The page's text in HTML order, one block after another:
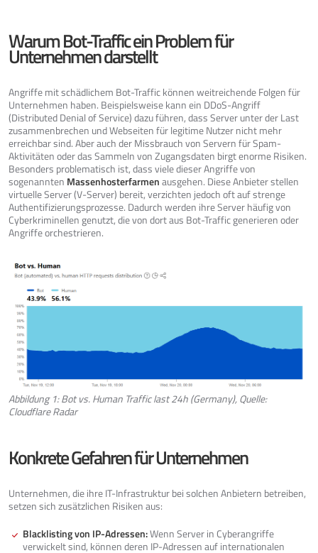
Warum Bot-Traffic ein Problem für
Unternehmen darstellt
Angriffe mit schädlichem Bot-Traffic können weitreichende Folgen für
Unternehmen haben. Beispielsweise kann ein DDoS-Angriff
(Distributed Denial of Service) dazu führen, dass Server unter der Last
zusammenbrechen und Webseiten für legitime Nutzer nicht mehr
erreichbar sind. Aber auch der Missbrauch von Servern für Spam-
Aktivitäten oder das Sammeln von Zugangsdaten birgt enorme Risiken.
Besonders problematisch ist, dass viele dieser Angriffe von
sogenannten Massenhosterfarmenausgehen. Diese Anbieter stellen
virtuelle Server (V-Server) bereit, verzichten jedoch oft auf strenge
Authentifizierungsprozesse. Dadurch werden ihre Server häufig von
Cyberkriminellen genutzt, die von dort aus Bot-Traffic generieren oder
Angriffe orchestrieren.
Abbildung 1: Bot vs. Human Traffic last 24h (Germany), Quelle:
Cloudflare Radar
Konkrete Gefahren für Unternehmen
Unternehmen, die ihre IT-Infrastruktur bei solchen Anbietern betreiben,
setzen sich zusätzlichen Risiken aus:
Blacklisting von IP-Adressen:Wenn Server in Cyberangriffe
verwickelt sind, können deren IP-Adressen auf internationalen